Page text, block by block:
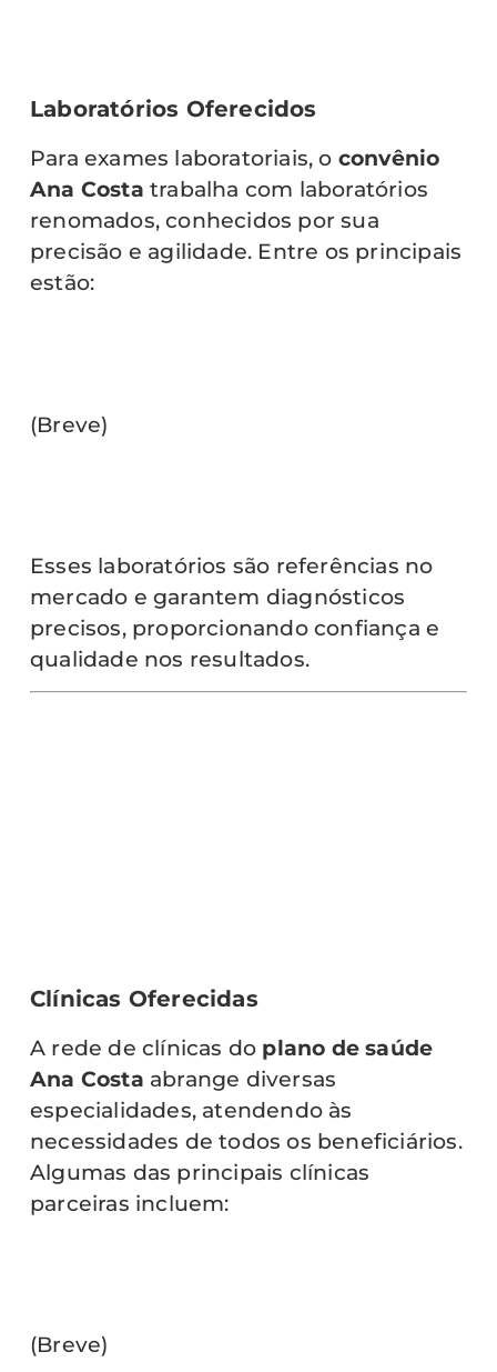
Laboratórios Oferecidos
Para exames laboratoriais, o convênio
Ana Costa trabalha com laboratórios
renomados, conhecidos por sua
precisão e agilidade. Entre os principais
estão:
(Breve)
Esses laboratórios são referências no
mercado e garantem diagnósticos
precisos, proporcionando confiança e
qualidade nos resultados.
Clínicas Oferecidas
A rede de clínicas do plano de saúde
Ana Costa abrange diversas
especialidades, atendendo às
necessidades de todos os beneficiários.
Algumas das principais clínicas
parceiras incluem:
(Breve)